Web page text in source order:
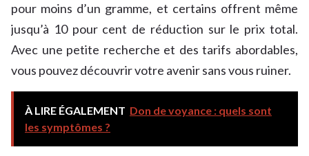
pour moins d’un gramme, et certains offrent même
jusqu’à 10 pour cent de réduction sur le prix total.
Avec une petite recherche et des tarifs abordables,
vous pouvez découvrir votre avenir sans vous ruiner.
À LIRE ÉGALEMENT Don de voyance : quels sont
les symptômes ?